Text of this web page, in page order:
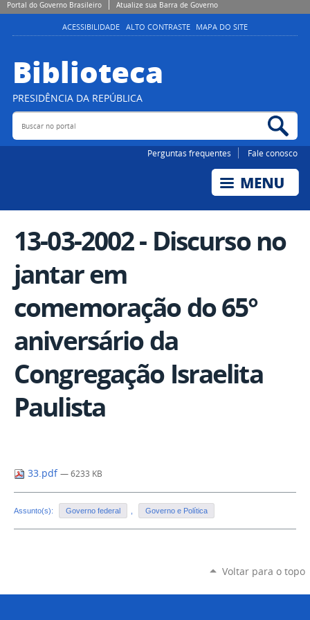
Portal do Governo Brasileiro Atualize sua Barra de Governo
ACESSIBILIDADE ALTO CONTRASTE MAPA DO SITE
Biblioteca
PRESIDÊNCIA DA REPÚBLICA
Buscar no portal
Perguntas frequentes Fale conosco
13-03-2002 - Discurso no
jantar em
comemoração do 65°
aniversário da
Congregação Israelita
Paulista
33.pdf — 6233 KB
Assunto(s): Governo federal Governo e Política
Voltar para o topo